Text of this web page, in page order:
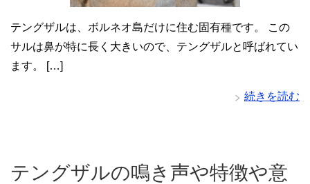
テングザルは、ボルネオ島だけに住む固有種です。 この
サルは鼻が特に長く大きいので、テングザルと呼ばれてい
ます。 […]
続きを読む
テングザルの鳴き声や特徴や意